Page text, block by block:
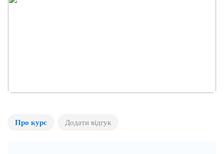
Про курс Додати відгук